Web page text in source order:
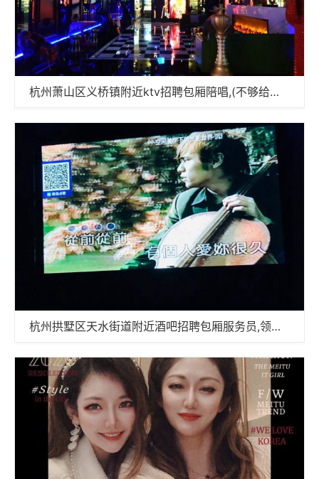
杭州萧山区义桥镇附近ktv招聘包厢陪唱,(不够给补贴)
杭州拱墅区天水街道附近酒吧招聘包厢服务员,领班直聘的